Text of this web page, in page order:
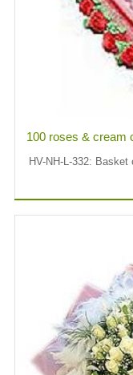
100 roses & cream
HV-NH-L-332: